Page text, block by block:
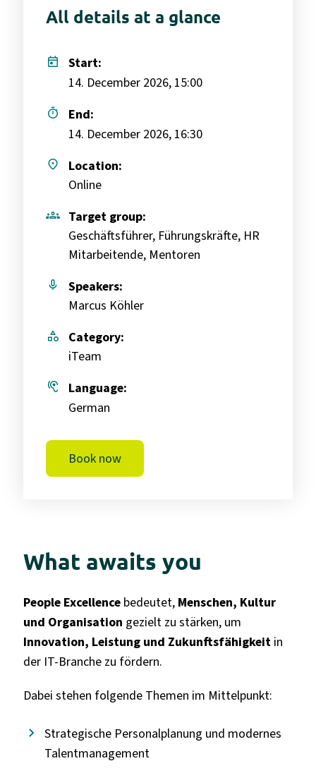
What awaits you
People Excellencebedeutet, Menschen, Kultur
und Organisation gezielt zu stärken, um
Innovation, Leistung und Zukunftsfähigkeitin
der IT-Branche zu fördern.
Dabei stehen folgende Themen im Mittelpunkt:
Strategische Personalplanung und modernes
Talentmanagement
All details at a glance
today
Start:
14. December 2026, 15:00
timer
End:
14. December 2026, 16:30
place
Location:
Online
groups Target group:
Geschäftsführer, Führungskräfte, HR
Mitarbeitende, Mentoren
mic
Speakers:
Marcus Köhler
category
Category:
iTeam
hearing
Language:
German
Book now